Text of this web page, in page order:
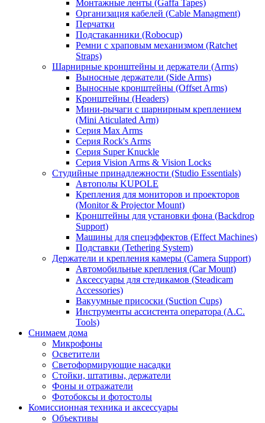
Монтажные ленты (Gaffa Tapes)
Организация кабелей (Cable Managment)
Перчатки
Подстаканники (Robocup)
Ремни с храповым механизмом (Ratchet
Straps)
Шарнирные кронштейны и держатели (Arms)
Выносные держатели (Side Arms)
Выносные кронштейны (Offset Arms)
Кронштейны (Headers)
Мини-рычаги с шарнирным креплением
(Mini Aticulated Arm)
Серия Max Arms
Серия Rock's Arms
Серия Super Knuckle
Серия Vision Arms & Vision Locks
Студийные принадлежности (Studio Essentials)
Автополы KUPOLE
Крепления для мониторов и проекторов
(Monitor & Projector Mount)
Кронштейны для установки фона (Backdrop
Support)
Машины для спецэффектов (Effect Machines)
Подставки (Tethering System)
Держатели и крепления камеры (Camera Support)
Автомобильные крепления (Car Mount)
Аксессуары для стедикамов (Steadicam
Accessories)
Вакуумные присоски (Suction Cups)
Инструменты ассистента оператора (A.C.
Tools)
Снимаем дома
Микрофоны
Осветители
Светоформирующие насадки
Стойки, штативы, держатели
Фоны и отражатели
Фотобоксы и фотостолы
Комиссионная техника и аксессуары
Объективы